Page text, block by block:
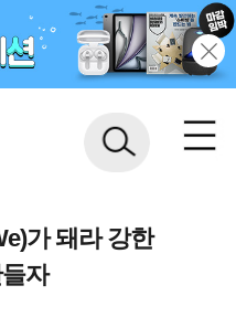
가 돼라 강한
자